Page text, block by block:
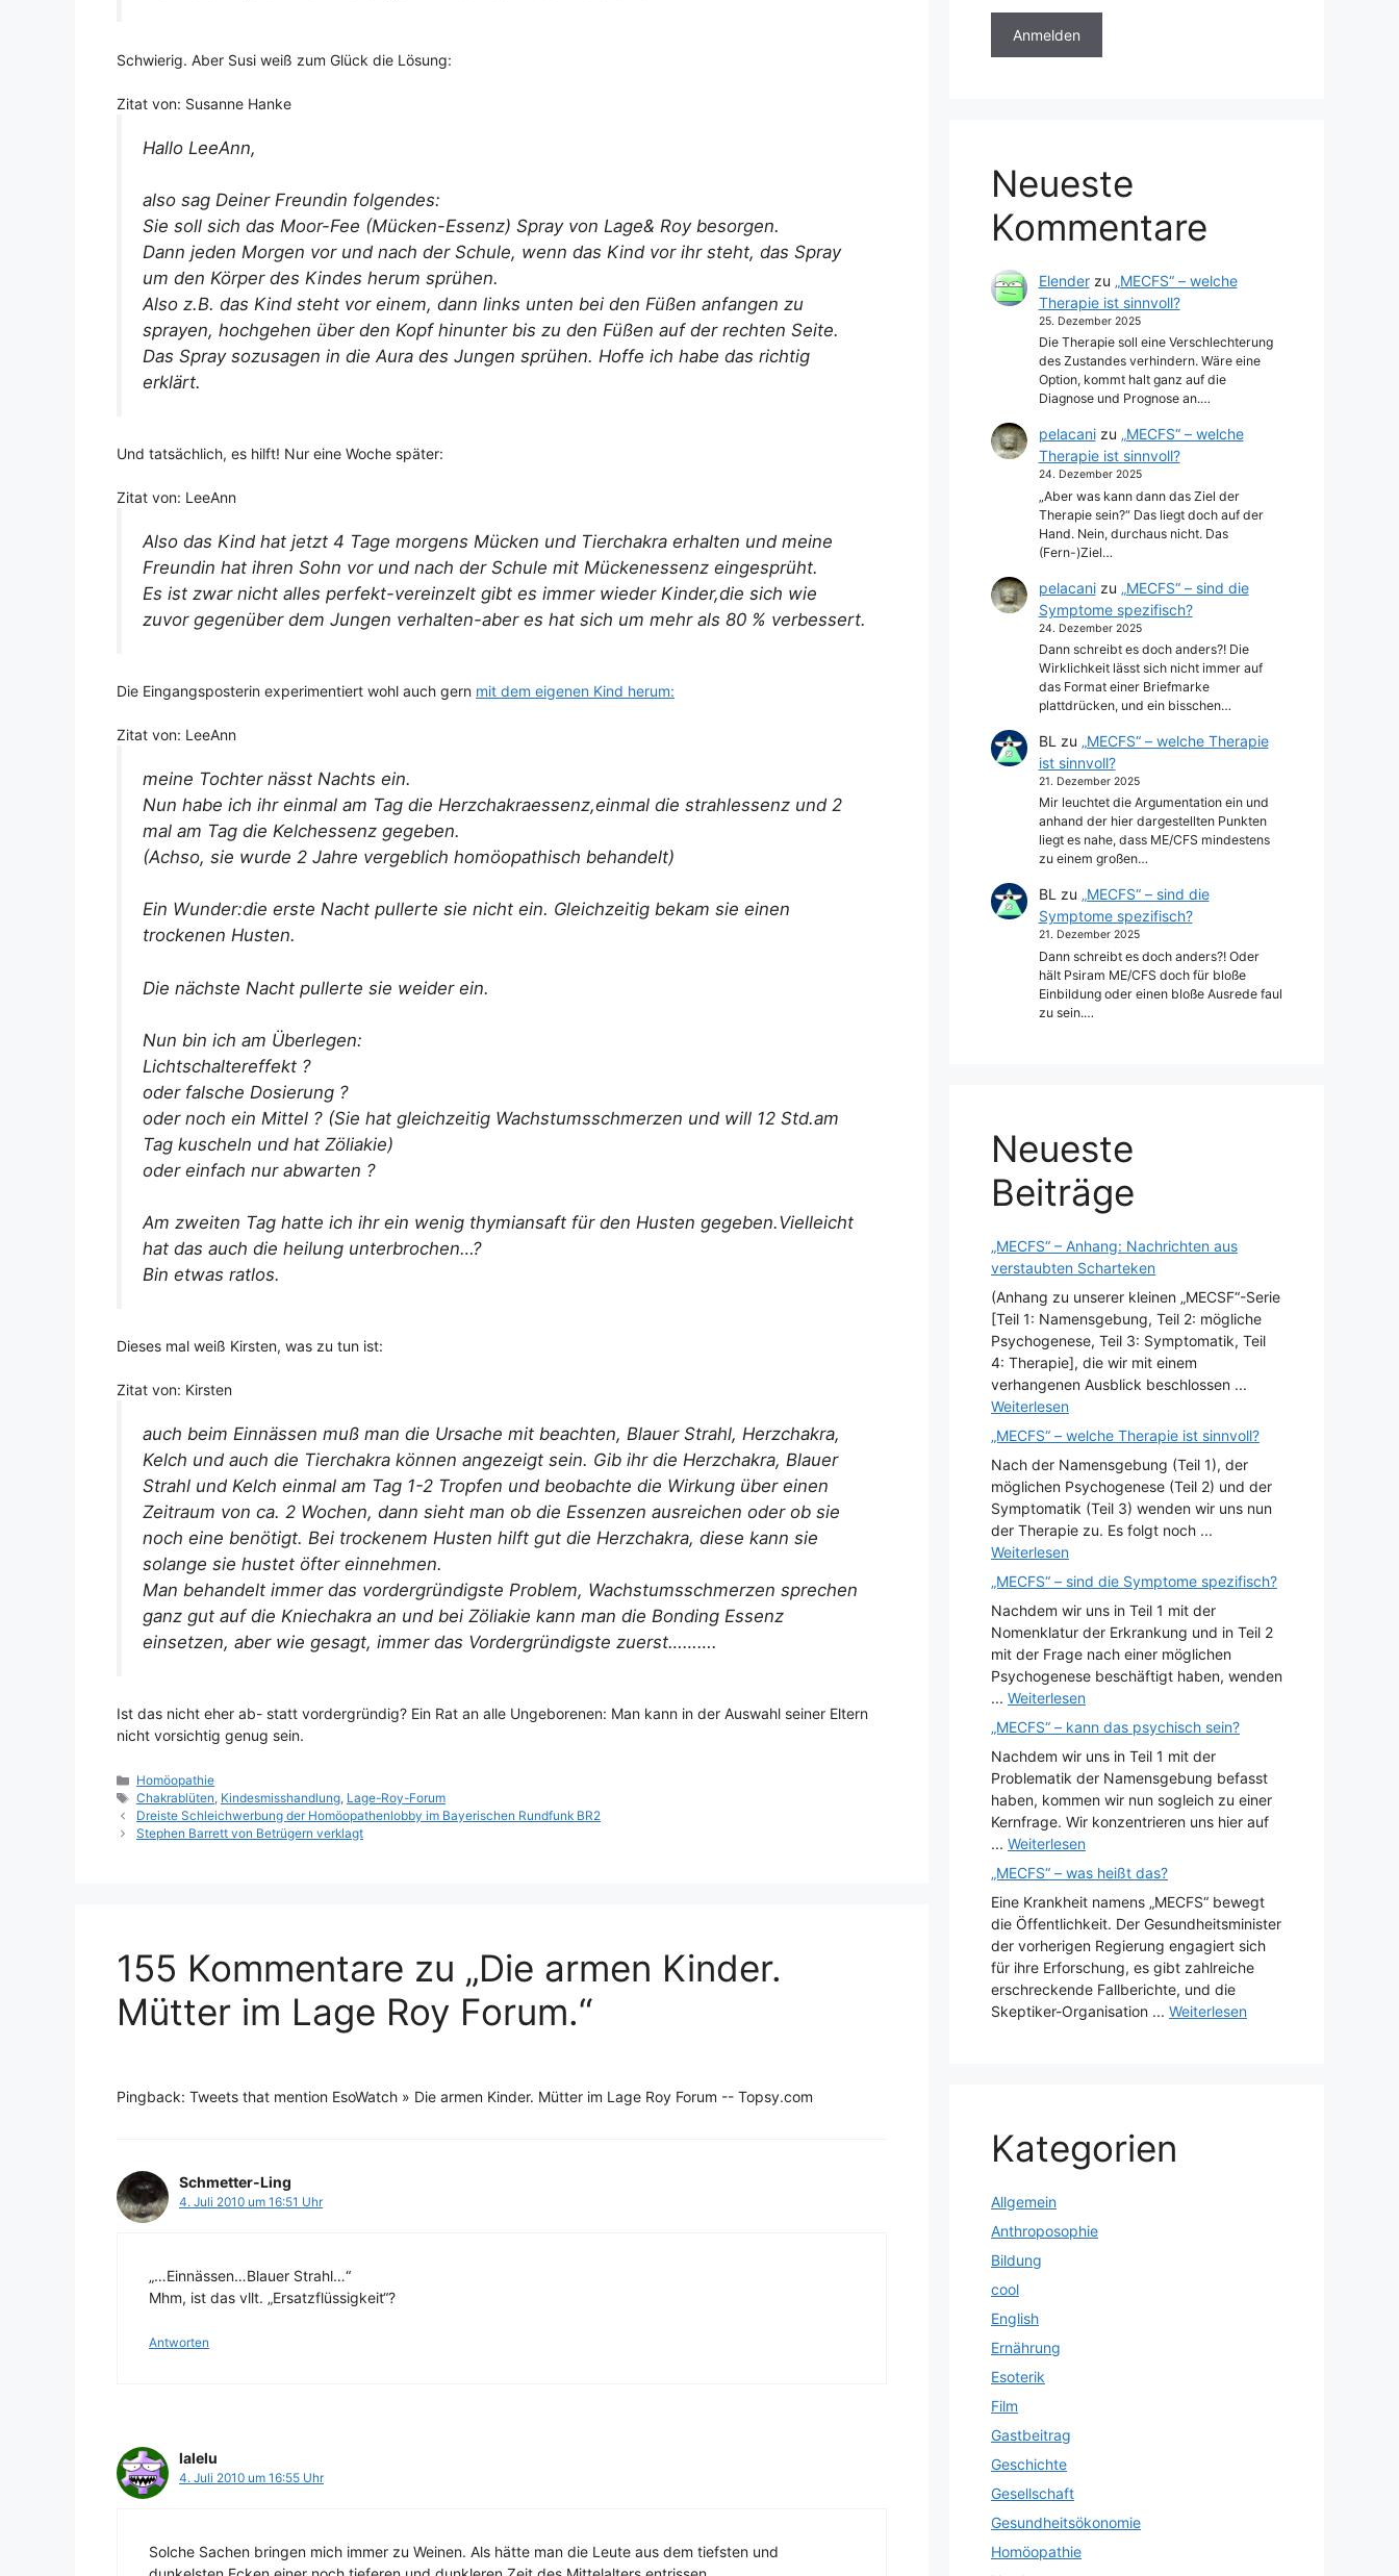
Schwierig. Aber Susi weiß zum Glück die Lösung:
Zitat von: Susanne Hanke
Hallo LeeAnn,
also sag Deiner Freundin folgendes:
Sie soll sich das Moor-Fee (Mücken-Essenz) Spray von Lage& Roy besorgen.
Dann jeden Morgen vor und nach der Schule, wenn das Kind vor ihr steht, das Spray
um den Körper des Kindes herum sprühen.
Also z.B. das Kind steht vor einem, dann links unten bei den Füßen anfangen zu
sprayen, hochgehen über den Kopf hinunter bis zu den Füßen auf der rechten Seite.
Das Spray sozusagen in die Aura des Jungen sprühen. Hoffe ich habe das richtig
erklärt.
Und tatsächlich, es hilft! Nur eine Woche später:
Zitat von: LeeAnn
Also das Kind hat jetzt 4 Tage morgens Mücken und Tierchakra erhalten und meine
Freundin hat ihren Sohn vor und nach der Schule mit Mückenessenz eingesprüht.
Es ist zwar nicht alles perfekt-vereinzelt gibt es immer wieder Kinder,die sich wie
zuvor gegenüber dem Jungen verhalten-aber es hat sich um mehr als 80 % verbessert.
Die Eingangsposterin experimentiert wohl auch gern mit dem eigenen Kind herum:
Zitat von: LeeAnn
meine Tochter nässt Nachts ein.
Nun habe ich ihr einmal am Tag die Herzchakraessenz,einmal die strahlessenz und 2
mal am Tag die Kelchessenz gegeben.
(Achso, sie wurde 2 Jahre vergeblich homöopathisch behandelt)
Ein Wunder:die erste Nacht pullerte sie nicht ein. Gleichzeitig bekam sie einen
trockenen Husten.
Die nächste Nacht pullerte sie weider ein.
Nun bin ich am Überlegen:
Lichtschaltereffekt ?
oder falsche Dosierung ?
oder noch ein Mittel ? (Sie hat gleichzeitig Wachstumsschmerzen und will 12 Std.am
Tag kuscheln und hat Zöliakie)
oder einfach nur abwarten ?
Am zweiten Tag hatte ich ihr ein wenig thymiansaft für den Husten gegeben.Vielleicht
hat das auch die heilung unterbrochen…?
Bin etwas ratlos.
Dieses mal weiß Kirsten, was zu tun ist:
Zitat von: Kirsten
auch beim Einnässen muß man die Ursache mit beachten, Blauer Strahl, Herzchakra,
Kelch und auch die Tierchakra können angezeigt sein. Gib ihr die Herzchakra, Blauer
Strahl und Kelch einmal am Tag 1-2 Tropfen und beobachte die Wirkung über einen
Zeitraum von ca. 2 Wochen, dann sieht man ob die Essenzen ausreichen oder ob sie
noch eine benötigt. Bei trockenem Husten hilft gut die Herzchakra, diese kann sie
solange sie hustet öfter einnehmen.
Man behandelt immer das vordergründigste Problem, Wachstumsschmerzen sprechen
ganz gut auf die Kniechakra an und bei Zöliakie kann man die Bonding Essenz
einsetzen, aber wie gesagt, immer das Vordergründigste zuerst……….
Ist das nicht eher ab- statt vordergründig? Ein Rat an alle Ungeborenen: Man kann in der Auswahl seiner Eltern
nicht vorsichtig genug sein.
Kategorien
Homöopathie
Schlagwörter
Chakrablüten, Kindesmisshandlung, Lage-Roy-Forum
Dreiste Schleichwerbung der Homöopathenlobby im Bayerischen Rundfunk BR2
Stephen Barrett von Betrügern verklagt
155 Kommentare zu „Die armen Kinder.
Mütter im Lage Roy Forum.“
Pingback: Tweets that mention EsoWatch » Die armen Kinder. Mütter im Lage Roy Forum -- Topsy.com
Schmetter-Ling
4. Juli 2010 um 16:51 Uhr
„…Einnässen…Blauer Strahl…“
Mhm, ist das vllt. „Ersatzflüssigkeit“?
Antworten
lalelu
4. Juli 2010 um 16:55 Uhr
Solche Sachen bringen mich immer zu Weinen. Als hätte man die Leute aus dem tiefsten und
Neueste
Kommentare
Elenderzu „MECFS“ – welche
Therapie ist sinnvoll?
25. Dezember 2025
Die Therapie soll eine Verschlechterung
des Zustandes verhindern. Wäre eine
Option, kommt halt ganz auf die
Diagnose und Prognose an.…
pelacanizu „MECFS“ – welche
Therapie ist sinnvoll?
24. Dezember 2025
„Aber was kann dann das Ziel der
Therapie sein?“ Das liegt doch auf der
Hand. Nein, durchaus nicht. Das
(Fern-)Ziel…
pelacanizu „MECFS“ – sind die
Symptome spezifisch?
24. Dezember 2025
Dann schreibt es doch anders?! Die
Wirklichkeit lässt sich nicht immer auf
das Format einer Briefmarke
plattdrücken, und ein bisschen…
BL zu „MECFS“ – welche Therapie
ist sinnvoll?
21. Dezember 2025
Mir leuchtet die Argumentation ein und
anhand der hier dargestellten Punkten
liegt es nahe, dass ME/CFS mindestens
zu einem großen…
BL zu „MECFS“ – sind die
Symptome spezifisch?
21. Dezember 2025
Dann schreibt es doch anders?! Oder
hält Psiram ME/CFS doch für bloße
Einbildung oder einen bloße Ausrede faul
zu sein.…
Neueste
Beiträge
„MECFS“ – Anhang: Nachrichten aus
verstaubten Scharteken
(Anhang zu unserer kleinen „MECSF“-Serie
[Teil 1: Namensgebung, Teil 2: mögliche
Psychogenese, Teil 3: Symptomatik, Teil
4: Therapie], die wir mit einem
verhangenen Ausblick beschlossen ...
Weiterlesen
„MECFS“ – welche Therapie ist sinnvoll?
Nach der Namensgebung (Teil 1), der
möglichen Psychogenese (Teil 2) und der
Symptomatik (Teil 3) wenden wir uns nun
der Therapie zu. Es folgt noch ...
Weiterlesen
„MECFS“ – sind die Symptome spezifisch?
Nachdem wir uns in Teil 1 mit der
Nomenklatur der Erkrankung und in Teil 2
mit der Frage nach einer möglichen
Psychogenese beschäftigt haben, wenden
... Weiterlesen
„MECFS“ – kann das psychisch sein?
Nachdem wir uns in Teil 1 mit der
Problematik der Namensgebung befasst
haben, kommen wir nun sogleich zu einer
Kernfrage. Wir konzentrieren uns hier auf
... Weiterlesen
„MECFS“ – was heißt das?
Eine Krankheit namens „MECFS“ bewegt
die Öffentlichkeit. Der Gesundheitsminister
der vorherigen Regierung engagiert sich
für ihre Erforschung, es gibt zahlreiche
erschreckende Fallberichte, und die
Skeptiker-Organisation ... Weiterlesen
Kategorien
Allgemein
Anthroposophie
Bildung
cool
English
Ernährung
Esoterik
Film
Gastbeitrag
Geschichte
Gesellschaft
Gesundheitsökonomie
Homöopathie